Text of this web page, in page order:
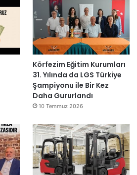
Körfezim Eğitim Kurumları
31. Yılında da LGS Türkiye
Şampiyonu ile Bir Kez
Daha Gururlandı
10 Temmuz 2026